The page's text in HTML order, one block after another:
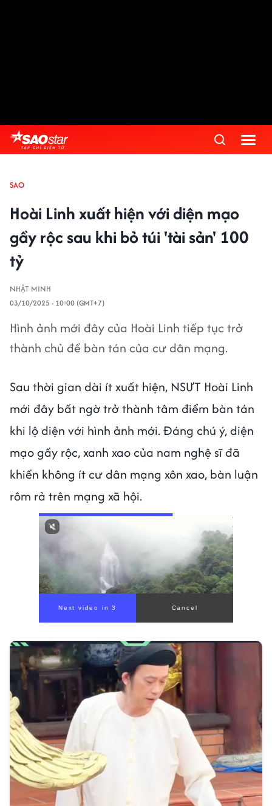
SAO
Hoài Linh xuất hiện với diện mạo
gầy rộc sau khi bỏ túi 'tài sản' 100
tỷ
NHẬT MINH
03/10/2025 - 10:00 (GMT+7)
Hình ảnh mới đây của Hoài Linh tiếp tục trở
thành chủ đề bàn tán của cư dân mạng.
Sau thời gian dài ít xuất hiện, NSƯT Hoài Linh
mới đây bất ngờ trở thành tâm điểm bàn tán
khi lộ diện với hình ảnh mới. Đáng chú ý, diện
mạo gầy rộc, xanh xao của nam nghệ sĩ đã
khiến không ít cư dân mạng xôn xao, bàn luận
rôm rả trên mạng xã hội.
Next video in 1 Cancel